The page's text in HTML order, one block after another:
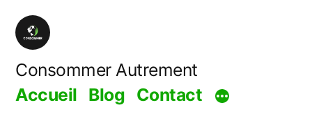
Aller
contenu
Consommer Autrement
Accueil Blog Contact